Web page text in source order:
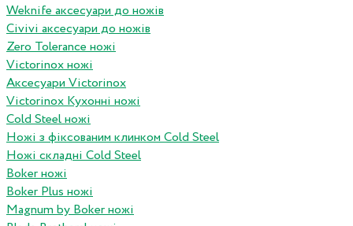
Weknife аксесуари до ножів
Civivi аксесуари до ножів
Zero Tolerance ножі
Victorinox ножі
Аксесуари Victorinox
Victorinox Кухонні ножі
Cold Steel ножі
Ножі з фіксованим клинком Cold Steel
Ножі складні Cold Steel
Boker ножі
Boker Plus ножі
Magnum by Boker ножі